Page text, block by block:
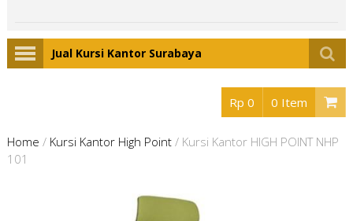
Jual Kursi Kantor Surabaya
Rp 0 0 Item
Home / Kursi Kantor High Point/ Kursi Kantor HIGH POINT NHP
101